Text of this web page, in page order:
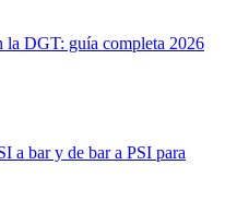
la DGT: guía completa 2026
a bar y de bar a PSI para